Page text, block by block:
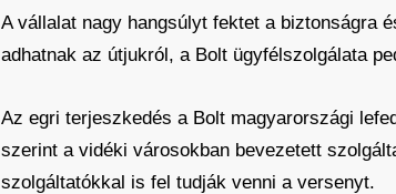
A vállalat nagy hangsúlyt fektet a biztonságra
adhatnak az útjukról, a Bolt ügyfélszolgálata
Az egri terjeszkedés a Bolt magyarországi
szerint a vidéki városokban bevezetett
szolgáltatókkal is fel tudják venni a versenyt.